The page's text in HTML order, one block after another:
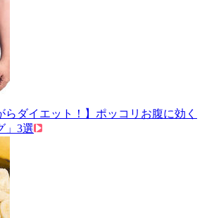
らダイエット！】ポッコリお腹に効く
」3選